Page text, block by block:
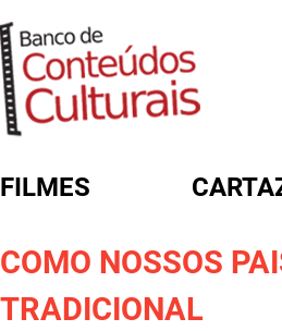
FILMES
COMO NOSSOS
TRADICIONAL
FORMULÁRIO